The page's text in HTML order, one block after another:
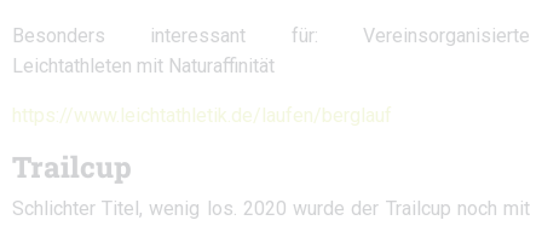
Besonders interessant für: Vereinsorganisierte
Leichtathleten mit Naturaffinität
https://www.leichtathletik.de/laufen/berglauf
Trailcup
Schlichter Titel, wenig los. 2020 wurde der Trailcup noch mit